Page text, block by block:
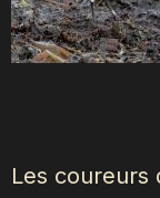
Les coureurs